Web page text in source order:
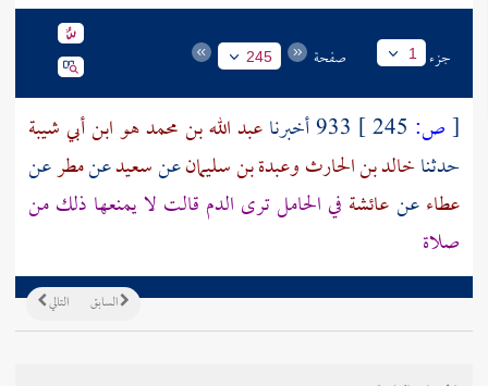
جزء 1 صفحة 245
[ص: 933 أخبرنا
عبد الله بن محمد هو ابن أبي شيبة
حدثناخالد بن الحارثوعبدة بن سليمانعنسعيدعنمطرعن
عطاءعنعائشة في الحامل ترى الدم قالت لا يمنعها ذلك من
صلاة
التالي السابق